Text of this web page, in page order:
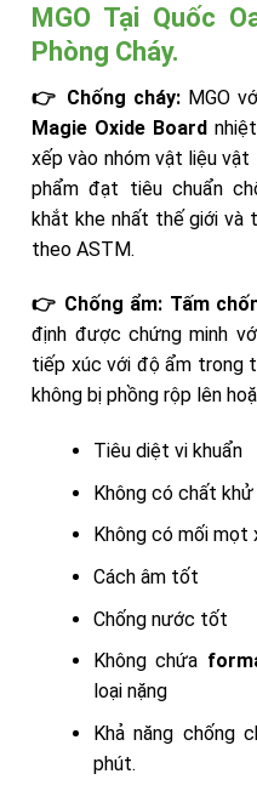
MGO Tại Quốc
Phòng Cháy.
👉 Chống cháy:MGO
Magie Oxide Board
xếp vào nhóm vật liệu vật
phẩm đạt tiêu chuẩn
khắt khe nhất thế giới và
theo ASTM.
👉 Chống ẩm: Tấm
định được chứng minh
tiếp xúc với độ ẩm trong
không bị phồng rộp lên
Tiêu diệt vi khuẩn
Không có chất khử
Không có mối mọt
Cách âm tốt
Chống nước tốt
Không chứa
loại nặng
Khả năng chống
phút.